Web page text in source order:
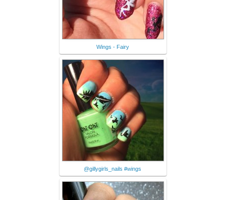
Wings - Fairy
@gillygirls_nails #wings